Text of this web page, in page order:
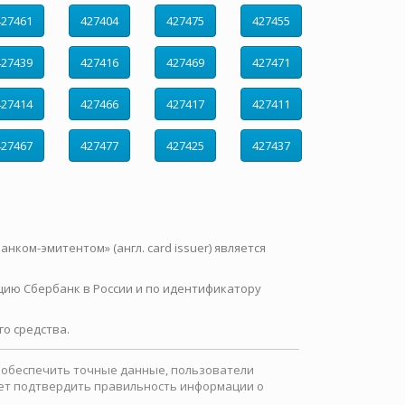
427404 427475 427455
427416 427469 427471
427466 427417 427411
427477 427425 427437
эмитентом» (англ. card issuer) является
Сбербанк в России и по идентификатору
средства.
точные данные, пользователи
подтвердить правильность информации о